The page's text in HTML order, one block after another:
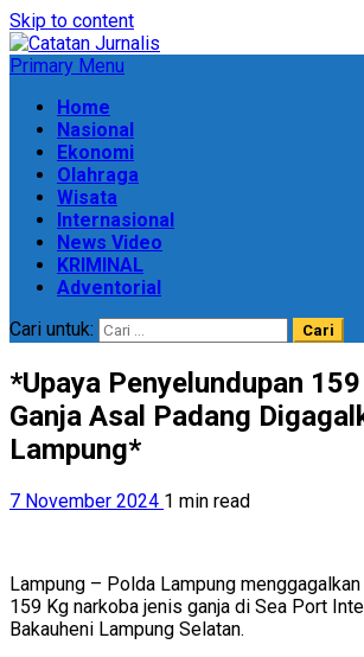
Skip to content
Primary Menu
Home
Nasional
Ekonomi
Olahraga
Wisata
Internasional
News Video
KRIMINAL
Adventorial
Cari untuk:
*Upaya Penyelundupan
Ganja Asal Padang
Lampung*
7 November 2024 1 min read
Lampung – Polda Lampung
159 Kg narkoba jenis ganja di Sea Port
Bakauheni Lampung Selatan.